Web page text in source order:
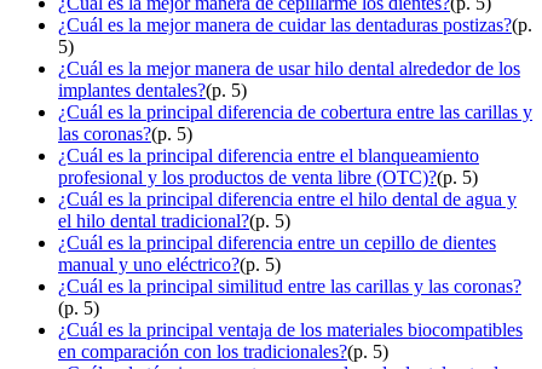
¿Cuál es la mejor manera de cuidar las dentaduras postizas?(p.
5)
¿Cuál es la mejor manera de usar hilo dental alrededor de los
implantes dentales?(p. 5)
¿Cuál es la principal diferencia de cobertura entre las carillas y
las coronas?(p. 5)
¿Cuál es la principal diferencia entre el blanqueamiento
profesional y los productos de venta libre (OTC)?(p. 5)
¿Cuál es la principal diferencia entre el hilo dental de agua y
el hilo dental tradicional?(p. 5)
¿Cuál es la principal diferencia entre un cepillo de dientes
manual y uno eléctrico?(p. 5)
¿Cuál es la principal similitud entre las carillas y las coronas?
(p. 5)
¿Cuál es la principal ventaja de los materiales biocompatibles
en comparación con los tradicionales?(p. 5)